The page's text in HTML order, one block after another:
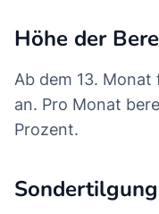
Höhe der
Ab dem 13. Monat
an. Pro Monat
Prozent.